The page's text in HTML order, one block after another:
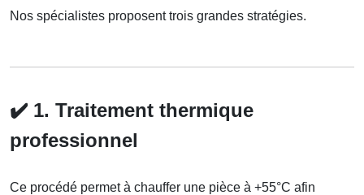
Nos spécialistes proposent trois grandes stratégies.
✔️ 1. Traitement thermique
professionnel
Ce procédé permet à chauffer une pièce à +55°C afin